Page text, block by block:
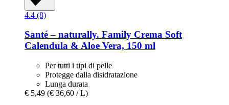
4.4 (8)
Santé – naturally. Family Crema Soft
Calendula & Aloe Vera, 150 ml
Per tutti i tipi di pelle
Protegge dalla disidratazione
Lunga durata
€ 5,49 (€ 36,60 / L)